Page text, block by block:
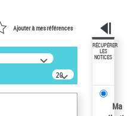
Ajouter à mes références
20
résultats/page
RÉCUPÉRER
LES
NOTICES
Ma